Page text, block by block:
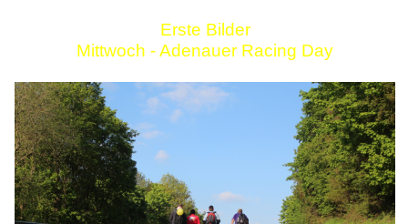
Erste Bilder
Mittwoch - Adenauer Racing Day